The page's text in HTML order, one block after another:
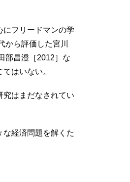
にフリードマンの学
ら評価した宮川
部昌澄［2012］な
はいない。
究はまだなされてい
経済問題を解くた